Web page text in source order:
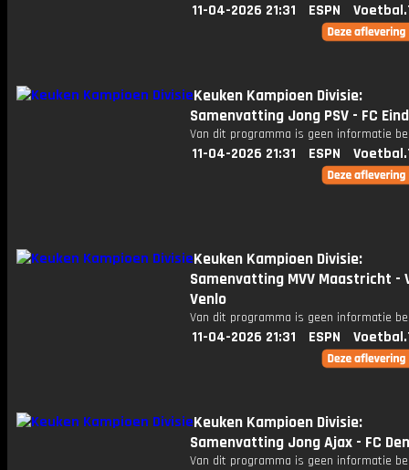
11-04-2026 21:31 ESPN
Keuken Kampioen Divisie:
Samenvatting Jong PSV - FC
Van dit programma is geen informatie
11-04-2026 21:31 ESPN
Keuken Kampioen Divisie:
Samenvatting MVV Maastricht -
Venlo
Van dit programma is geen informatie
11-04-2026 21:31 ESPN
Keuken Kampioen Divisie:
Samenvatting Jong Ajax - FC
Van dit programma is geen informatie